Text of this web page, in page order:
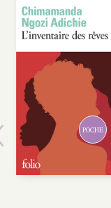
POCHE
Previous